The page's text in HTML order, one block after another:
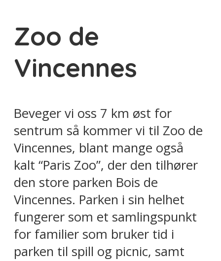
Zoo de
Vincennes
Beveger vi oss 7 km øst for
sentrum så kommer vi til Zoo de
Vincennes, blant mange også
kalt “Paris Zoo”, der den tilhører
den store parken Bois de
Vincennes. Parken i sin helhet
fungerer som et samlingspunkt
for familier som bruker tid i
parken til spill og picnic, samt